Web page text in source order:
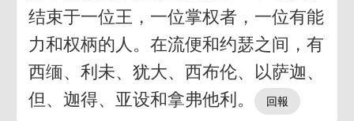
结束于一位王，一位掌权者，一位有能
力和权柄的人。在流便和约瑟之间，有
西缅、利未、犹大、西布伦、以萨迦、
但、迦得、亚设和拿弗他利。